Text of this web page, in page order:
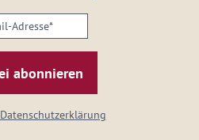
Datenschutzerklärung